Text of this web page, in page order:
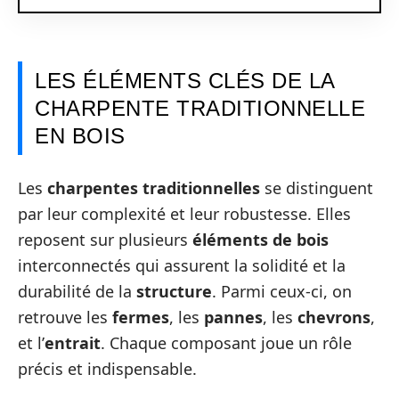
LES ÉLÉMENTS CLÉS DE LA
CHARPENTE TRADITIONNELLE
EN BOIS
Les charpentes traditionnelles se distinguent
par leur complexité et leur robustesse. Elles
reposent sur plusieurs éléments de bois
interconnectés qui assurent la solidité et la
durabilité de la structure. Parmi ceux-ci, on
retrouve les fermes, les pannes, les chevrons,
et l’entrait. Chaque composant joue un rôle
précis et indispensable.